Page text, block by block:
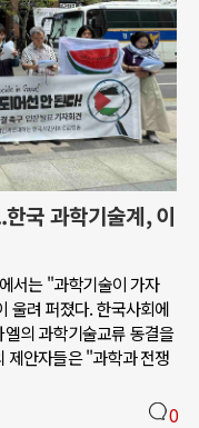
국 과학기술계, 이
서는 "과학기술이 가자
울려 퍼졌다. 한국사회에
의 과학기술교류 동결을
제안자들은 "과학과 전쟁
0